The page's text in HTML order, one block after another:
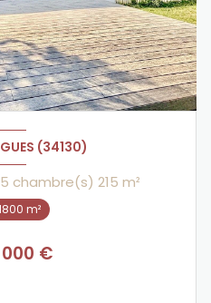
(34130)
Maison 7 pièce(s) 5 chambre(s) 215 m²
m²
€